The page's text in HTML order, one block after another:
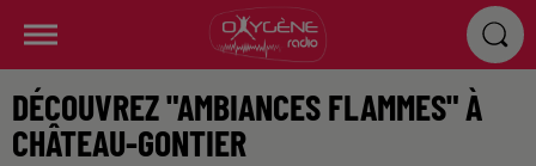
DÉCOUVREZ "AMBIANCES FLAMMES" À
CHÂTEAU-GONTIER